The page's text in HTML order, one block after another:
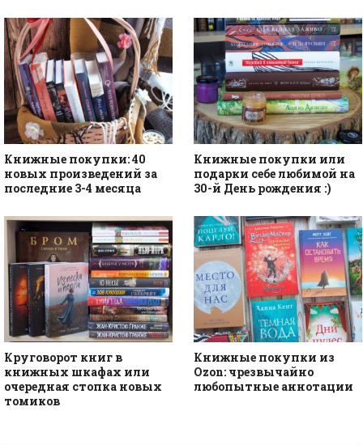
Книжные покупки: 40
новых произведений за
последние 3-4 месяца
Книжные покупки или
подарки себе любимой на
30-й День рождения :)
Круговорот книг в
книжных шкафах или
очередная стопка новых
томиков
Книжные покупки из
Ozon: чрезвычайно
любопытные аннотации